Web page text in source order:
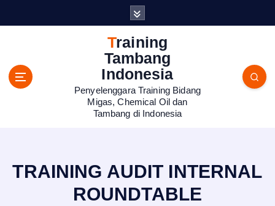
Training
Tambang
Indonesia
Penyelenggara Training Bidang
Migas, Chemical Oil dan
Tambang di Indonesia
TRAINING AUDIT INTERNAL
ROUNDTABLE